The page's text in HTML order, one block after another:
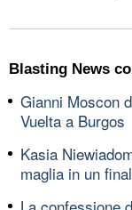
Blasting News
Gianni Moscon
Vuelta a Burgos
Kasia
maglia in un